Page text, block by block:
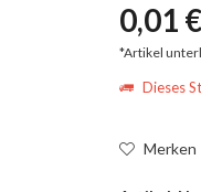
0,01
*Artikel
Dieses
Merken